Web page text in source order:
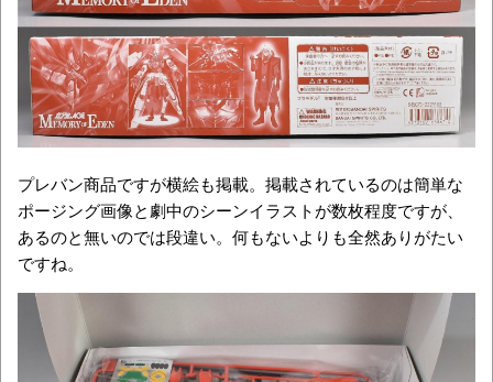
プレバン商品ですが横絵も掲載。掲載されているのは簡単な
ポージング画像と劇中のシーンイラストが数枚程度ですが、
あるのと無いのでは段違い。何もないよりも全然ありがたい
ですね。